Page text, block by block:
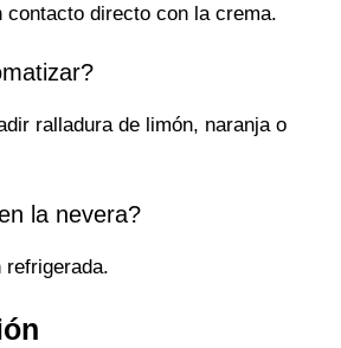
contacto directo con la crema.
ralladura de limón, naranja o
la nevera?
refrigerada.